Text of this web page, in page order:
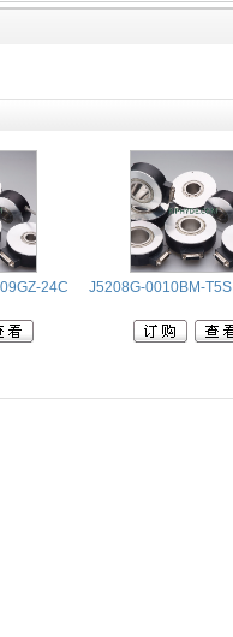
24C J5208G-0010BM-T5S